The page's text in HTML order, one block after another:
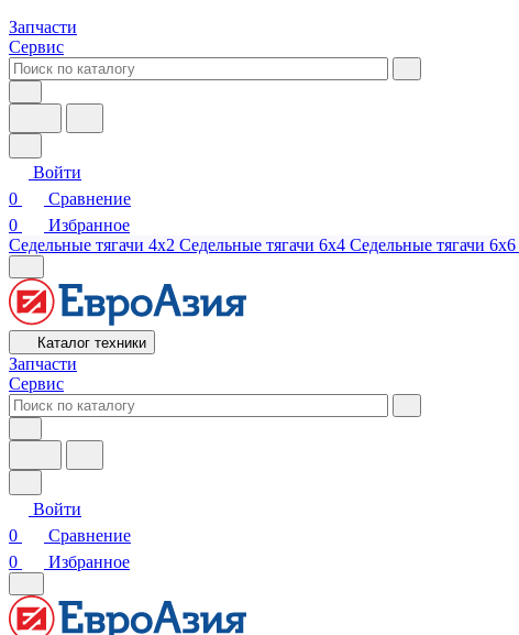
Запчасти
Сервис
Войти
0
Сравнение
0
Избранное
Седельные тягачи 4х2 Седельные тягачи 6х4 Седельные тягачи 6х6
Каталог техники
Запчасти
Сервис
Войти
0
Сравнение
0
Избранное